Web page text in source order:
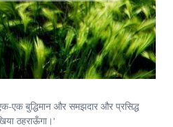
एक बुद्धिमान और समझदार और प्रसिद्ध
ठहराऊँगा।'